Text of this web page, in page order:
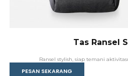
Tas Ransel
Ransel stylish, siap temani
PESAN SEKARANG